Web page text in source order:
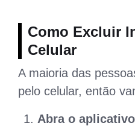
Como Excluir
Celular
A maioria das
pelo celular, então
Abra o